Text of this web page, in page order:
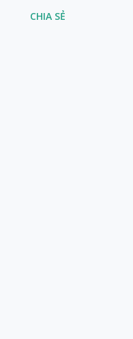
CHIA SẺ